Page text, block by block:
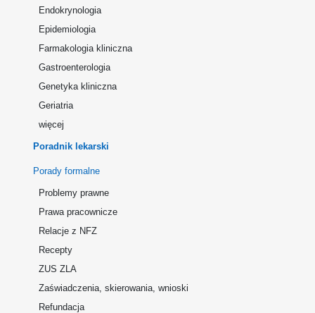
Endokrynologia
Epidemiologia
Farmakologia kliniczna
Gastroenterologia
Genetyka kliniczna
Geriatria
więcej
Poradnik lekarski
Porady formalne
Problemy prawne
Prawa pracownicze
Relacje z NFZ
Recepty
ZUS ZLA
Zaświadczenia, skierowania, wnioski
Refundacja